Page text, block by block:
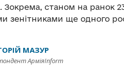
Зокрема, станом на ранок
зенітниками ще одного
МАЗУР
АрміяInform